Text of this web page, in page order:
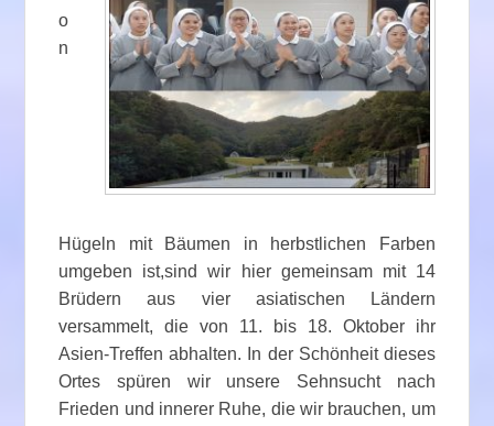
o
n
Hügeln mit Bäumen in herbstlichen Farben
umgeben ist,sind wir hier gemeinsam mit 14
Brüdern aus vier asiatischen Ländern
versammelt, die von 11. bis 18. Oktober ihr
Asien-Treffen abhalten. In der Schönheit dieses
Ortes spüren wir unsere Sehnsucht nach
Frieden und innerer Ruhe, die wir brauchen, um